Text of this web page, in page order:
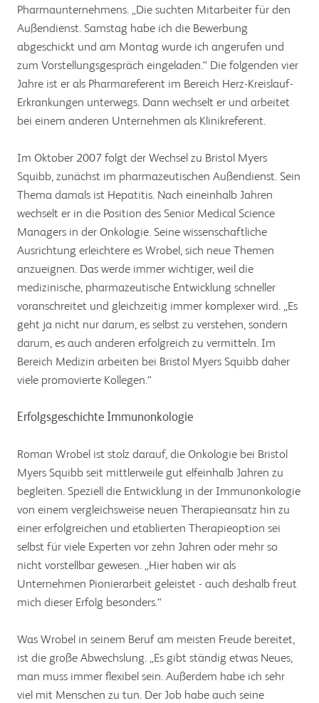
Pharmaunternehmens. „Die suchten Mitarbeiter für den
Außendienst. Samstag habe ich die Bewerbung
abgeschickt und am Montag wurde ich angerufen und
zum Vorstellungsgespräch eingeladen.“ Die folgenden vier
Jahre ist er als Pharmareferent im Bereich Herz-Kreislauf-
Erkrankungen unterwegs. Dann wechselt er und arbeitet
bei einem anderen Unternehmen als Klinikreferent.
Im Oktober 2007 folgt der Wechsel zu Bristol Myers
Squibb, zunächst im pharmazeutischen Außendienst. Sein
Thema damals ist Hepatitis. Nach eineinhalb Jahren
wechselt er in die Position des Senior Medical Science
Managers in der Onkologie. Seine wissenschaftliche
Ausrichtung erleichtere es Wrobel, sich neue Themen
anzueignen. Das werde immer wichtiger, weil die
medizinische, pharmazeutische Entwicklung schneller
voranschreitet und gleichzeitig immer komplexer wird. „Es
geht ja nicht nur darum, es selbst zu verstehen, sondern
darum, es auch anderen erfolgreich zu vermitteln. Im
Bereich Medizin arbeiten bei Bristol Myers Squibb daher
viele promovierte Kollegen.“
Erfolgsgeschichte Immunonkologie
Roman Wrobel ist stolz darauf, die Onkologie bei Bristol
Myers Squibb seit mittlerweile gut elfeinhalb Jahren zu
begleiten. Speziell die Entwicklung in der Immunonkologie
von einem vergleichsweise neuen Therapieansatz hin zu
einer erfolgreichen und etablierten Therapieoption sei
selbst für viele Experten vor zehn Jahren oder mehr so
nicht vorstellbar gewesen. „Hier haben wir als
Unternehmen Pionierarbeit geleistet - auch deshalb freut
mich dieser Erfolg besonders.“
Was Wrobel in seinem Beruf am meisten Freude bereitet,
ist die große Abwechslung. „Es gibt ständig etwas Neues,
man muss immer flexibel sein. Außerdem habe ich sehr
viel mit Menschen zu tun. Der Job habe auch seine